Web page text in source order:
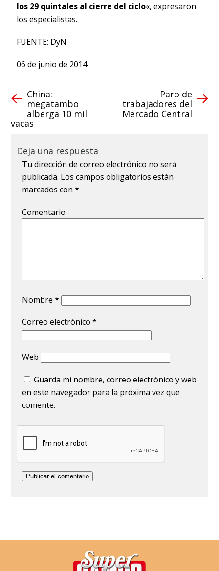
los 29 quintales al cierre del ciclo«, expresaron
los especialistas.
FUENTE: DyN
06 de junio de 2014
China:
megatambo
alberga 10 mil
vacas
Paro de
trabajadores del
Mercado Central
Deja una respuesta
Tu dirección de correo electrónico no será
publicada. Los campos obligatorios están
marcados con*
Comentario
Nombre*
Correo electrónico*
Web
Guarda mi nombre, correo electrónico y web
en este navegador para la próxima vez que
comente.